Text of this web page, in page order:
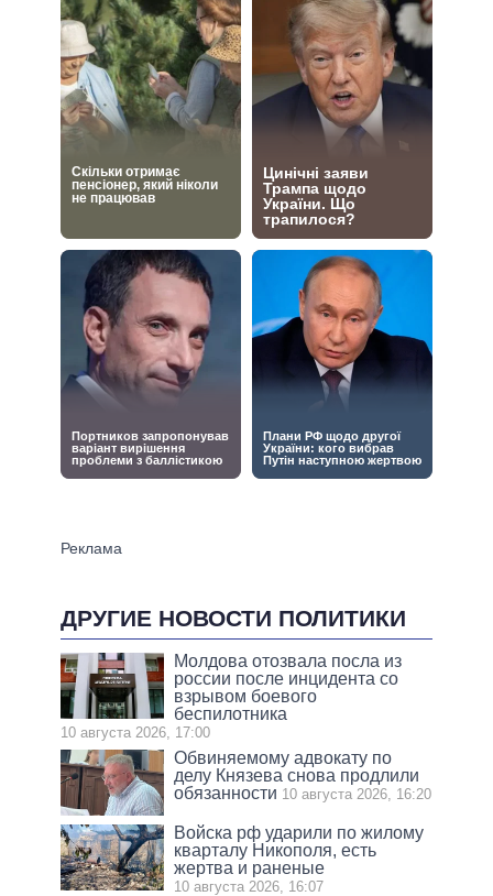
ДРУГИЕ НОВОСТИ ПОЛИТИКИ
Молдова отозвала посла из
россии после инцидента со
взрывом боевого
беспилотника
10 августа 2026, 17:00
Обвиняемому адвокату по
делу Князева снова продлили
обязанности 10 августа 2026, 16:20
Войска рф ударили по жилому
кварталу Никополя, есть
жертва и раненые
10 августа 2026, 16:07